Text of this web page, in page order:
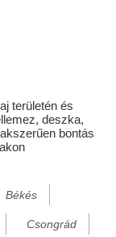
területén és
deszka,
bontás
Békés
Csongrád